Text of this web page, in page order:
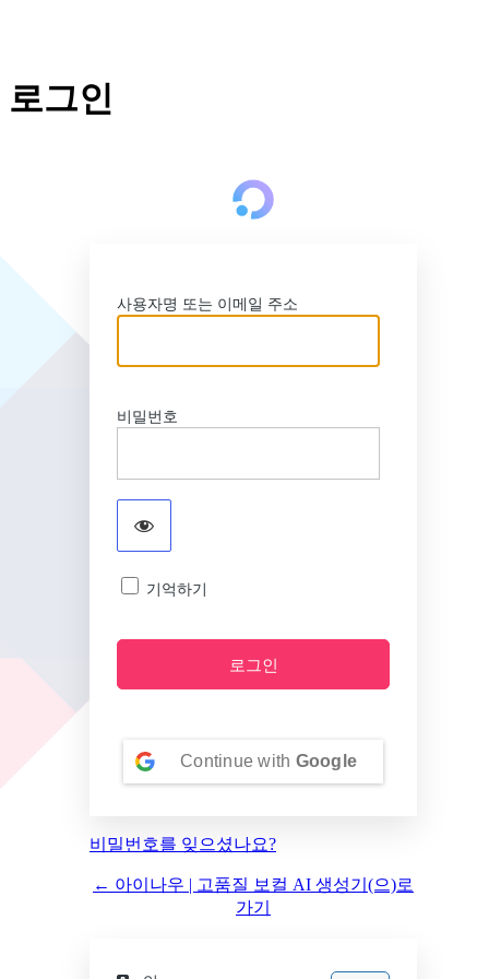
로그인
사용자명 또는 이메일 주소
비밀번호
기억하기
Continue with Google
비밀번호를 잊으셨나요?
← 아이나우 | 고품질 보컬 AI 생성기(으)로
가기